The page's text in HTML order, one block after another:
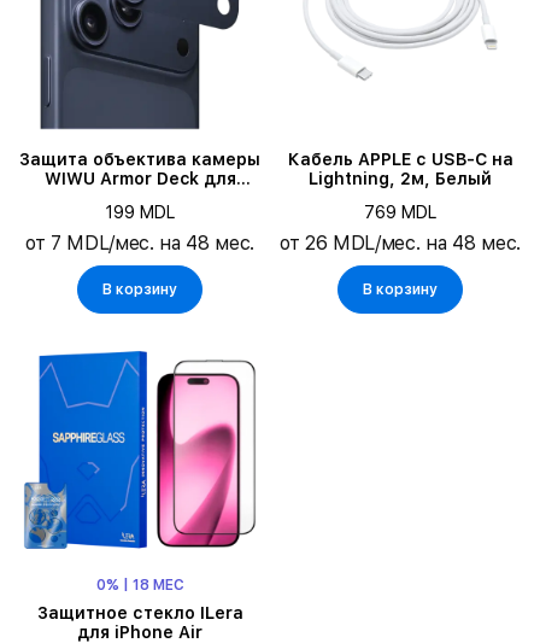
Защита объектива камеры
WIWU Armor Deck для
199 MDL
от 7 MDL/мес. на 48 мес.
В корзину
Кабель APPLE с USB-C на
Lightning, 2м, Белый
769 MDL
от 26 MDL/мес. на 48 мес.
В корзину
0% | 18 МЕС
Защитное стекло ILera
для iPhone Air